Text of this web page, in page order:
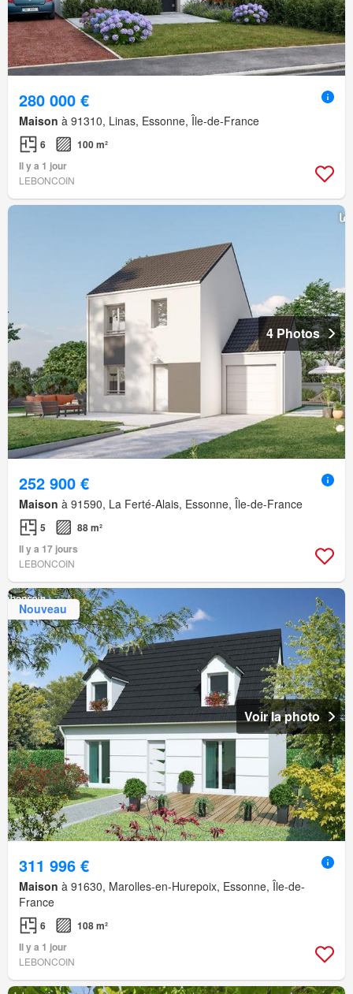
280 000 €
Maison à 91310, Linas, Essonne, Île-de-France
6
100 m²
Il y a 1 jour
LEBONCOIN
4 Photos
252 900 €
Maison à 91590, La Ferté-Alais, Essonne, Île-de-France
5
88 m²
Il y a 17 jours
LEBONCOIN
Nouveau
Voir la photo
311 996 €
Maison à 91630, Marolles-en-Hurepoix, Essonne, Île-de-
France
6
108 m²
Il y a 1 jour
LEBONCOIN